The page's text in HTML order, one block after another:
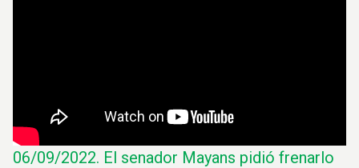
06/09/2022. El senador Mayans pidió frenarlo